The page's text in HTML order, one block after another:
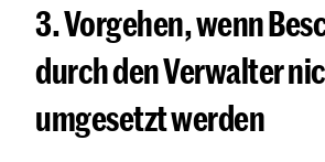
3. Vorgehen, wenn
durch den Verwalter
umgesetzt werden